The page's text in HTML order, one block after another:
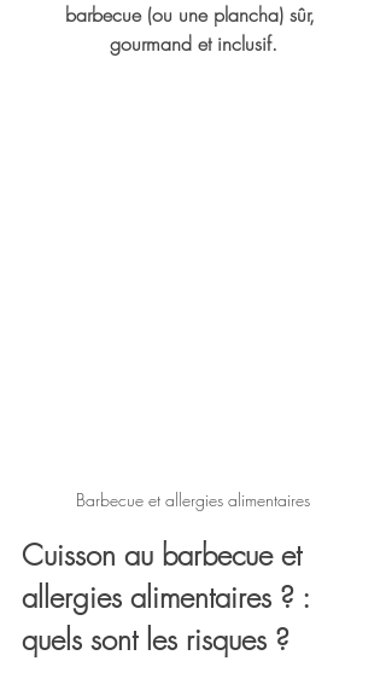
barbecue (ou une plancha) sûr,
gourmand et inclusif.
Barbecue et allergies alimentaires
Cuisson au barbecue et
allergies alimentaires ? :
quels sont les risques ?